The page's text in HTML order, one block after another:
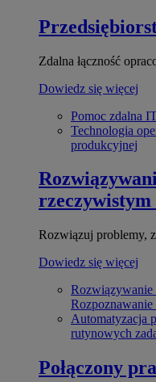
Zdalna łączność
Dowiedz się więcej
Pomoc zdalna
Technologia
produkcyjnej
rzeczywistym
Rozwiązuj problemy,
Dowiedz się więcej
Automatyzacja
rutynowych
Połączony